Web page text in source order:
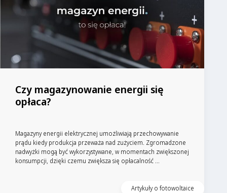
Czy magazynowanie energii się
opłaca?
Magazyny energii elektrycznej umożliwiają przechowywanie
prądu kiedy produkcja przeważa nad zużyciem. Zgromadzone
nadwyżki mogą być wykorzystywane, w momentach zwiększonej
konsumpcji, dzięki czemu zwiększa się opłacalność ...
Artykuły o fotowoltaice